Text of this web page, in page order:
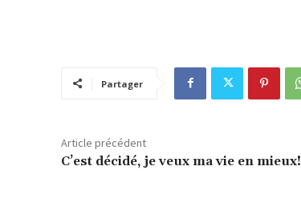
Partager
Article précédent
C’est décidé, je veux ma vie en mieux!